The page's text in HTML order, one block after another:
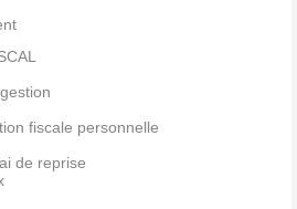
fiscale personnelle
de reprise